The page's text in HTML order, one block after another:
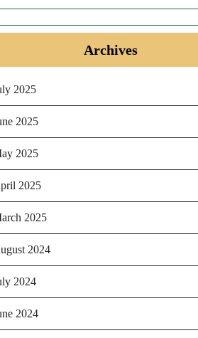
Archives
2025
2025
2025
2025
2025
2024
2024
2024